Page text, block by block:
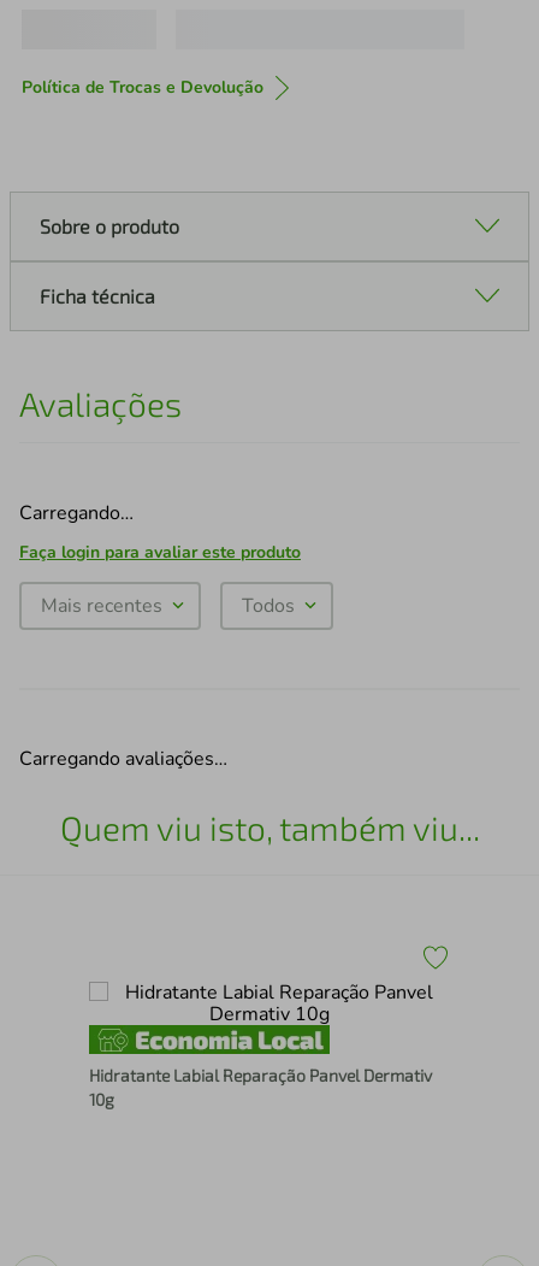
Política de Trocas e Devolução
Sobre o produto
Ficha técnica
Avaliações
Carregando…
Faça login para avaliar este produto
Mais recentes Todos
Carregando avaliações…
Quem viu isto, também viu...
Hidratante Labial Reparação Panvel Dermativ
10g